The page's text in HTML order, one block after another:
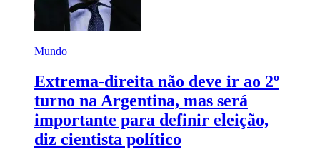
Mundo
Extrema-direita não deve ir ao 2º
turno na Argentina, mas será
importante para definir eleição,
diz cientista político